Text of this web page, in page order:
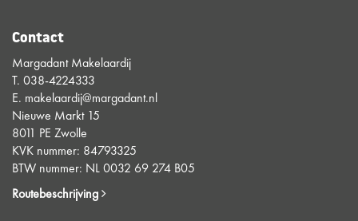
Contact
Margadant Makelaardij
T. 038-4224333
E. makelaardij@margadant.nl
Nieuwe Markt 15
8011 PE Zwolle
KVK nummer: 84793325
BTW nummer: NL 0032 69 274 B05
Routebeschrijving